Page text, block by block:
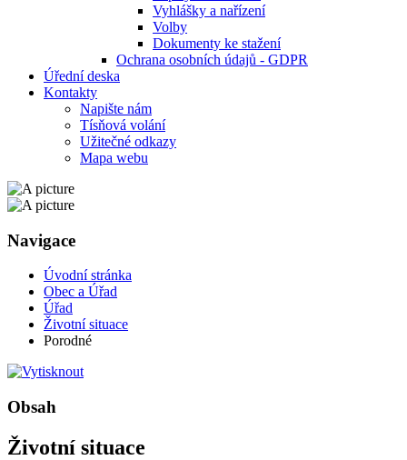
Vyhlášky a nařízení
Volby
Dokumenty ke stažení
Ochrana osobních údajů - GDPR
Úřední deska
Kontakty
Napište nám
Tísňová volání
Užitečné odkazy
Mapa webu
Navigace
Úvodní stránka
Obec a Úřad
Úřad
Životní situace
Porodné
Obsah
Životní situace